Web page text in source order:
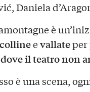
Daniela
è
collineevallateper
dove il teatro non
è una scena,